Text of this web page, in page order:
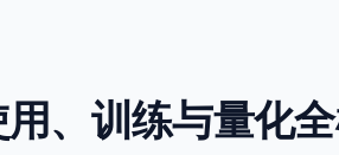
、训练与量化